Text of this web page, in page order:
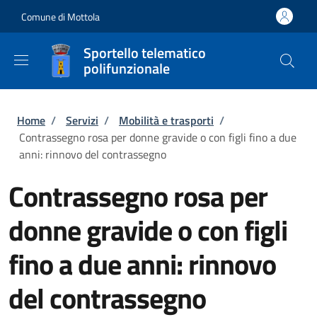
Comune di Mottola
Sportello telematico
polifunzionale
Briciole di pane
Home / Servizi / Mobilità e trasporti /
Contrassegno rosa per donne gravide o con figli fino a due
anni: rinnovo del contrassegno
Contrassegno rosa per
donne gravide o con figli
fino a due anni: rinnovo
del contrassegno